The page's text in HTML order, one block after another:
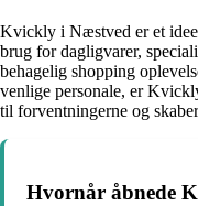
Kvickly i Næstved er et
brug for dagligvarer,
behagelig shopping
venlige personale, er
til forventningerne og
Hvornår åbnede